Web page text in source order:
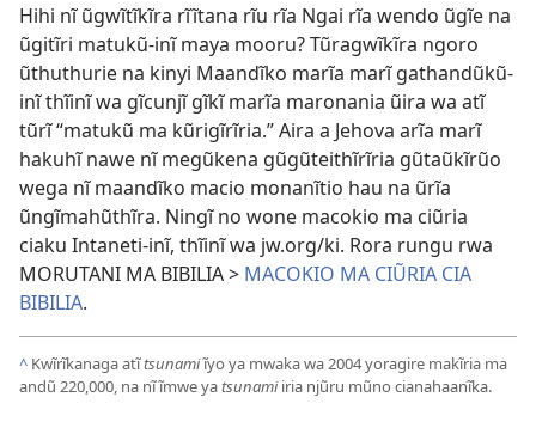
Hihi nĩ ũgwĩtĩkĩra rĩĩtana rĩu rĩa Ngai rĩa wendo ũgĩe na
ũgitĩri matukũ-inĩ maya mooru? Tũragwĩkĩra ngoro
ũthuthurie na kinyi Maandĩko marĩa marĩ gathandũkũ-
inĩ thĩinĩ wa gĩcunjĩ gĩkĩ marĩa maronania ũira wa atĩ
tũrĩ “matukũ ma kũrigĩrĩria.” Aira a Jehova arĩa marĩ
hakuhĩ nawe nĩ megũkena gũgũteithĩrĩria gũtaũkĩrũo
wega nĩ maandĩko macio monanĩtio hau na ũrĩa
ũngĩmahũthĩra. Ningĩ no wone macokio ma ciũria
ciaku Intaneti-inĩ, thĩinĩ wa jw.org/ki. Rora rungu rwa
MORUTANI MA BIBILIA > MACOKIO MA CIŨRIA CIA
BIBILIA.
^ Kwĩrĩkanaga atĩtsunamiĩyo ya mwaka wa 2004 yoragire makĩria ma
andũ 220,000, na nĩ ĩmwe yatsunamiiria njũru mũno cianahaanĩka.